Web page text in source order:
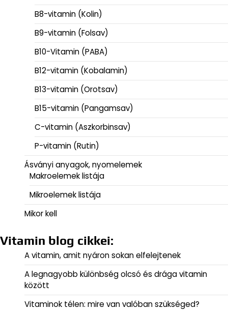
B8-vitamin (Kolin)
B9-vitamin (Folsav)
B10-Vitamin (PABA)
B12-vitamin (Kobalamin)
B13-vitamin (Orotsav)
B15-vitamin (Pangamsav)
C-vitamin (Aszkorbinsav)
P-vitamin (Rutin)
Ásványi anyagok, nyomelemek
Makroelemek listája
Mikroelemek listája
Mikor kell
Vitamin blog cikkei:
A vitamin, amit nyáron sokan elfelejtenek
A legnagyobb különbség olcsó és drága vitamin
között
Vitaminok télen: mire van valóban szükséged?